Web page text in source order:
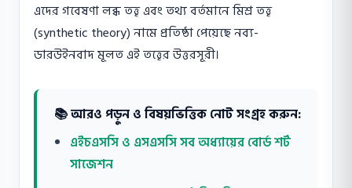
এদের গবেষণা লব্ধ তত্ত্ব এবং তথ্য বর্তমানে মিশ্র তত্ত্ব
(synthetic theory) নামে প্রতিষ্ঠা পেয়েছে নব্য-
ডারউইনবাদ মূলত এই তত্ত্বের উত্তরসূরী।
📚 আরও পড়ুন ও বিষয়ভিত্তিক নোট সংগ্রহ করুন:
এইচএসসি ও এসএসসি সব অধ্যায়ের বোর্ড শর্ট
সাজেশন